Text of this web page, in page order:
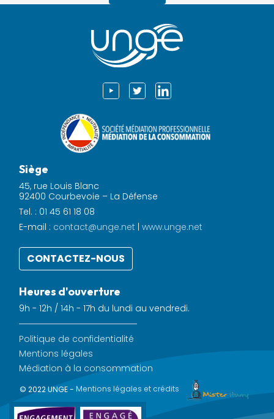
Siège
45, rue Louis Blanc
92400 Courbevoie – La Défense
Tel. : 01 45 61 18 08
E-mail : contact@unge.net | www.unge.net
CONTACTEZ-NOUS
Heures d'ouverture
9h - 12h / 14h - 17h du lundi au vendredi.
Politique de confidentialité
Mentions légales
Médiation à la consommation
© 2022 UNGE - Mentions légales et crédits